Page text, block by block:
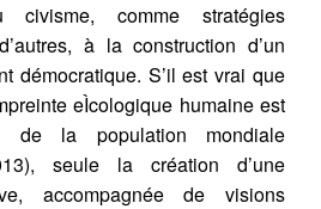
comme stratégies
à la construction d’un
démocratique. S’il est vrai que
eÌcologique humaine est
la population mondiale
seule la création d’une
accompagnée de visions